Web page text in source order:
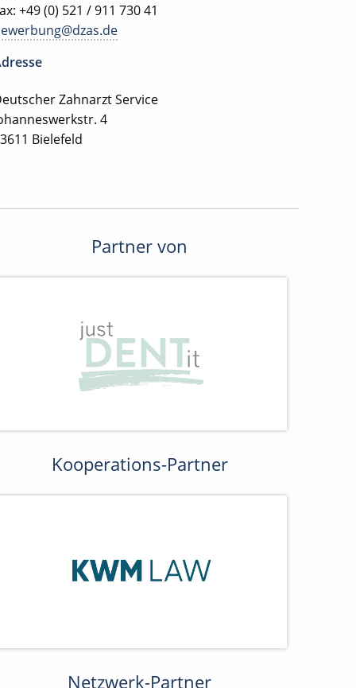
+49 (0) 521 / 911 730 41
Zahnarzt Service
4
Bielefeld
Partner von
Kooperations-Partner
Netzwerk-Partner